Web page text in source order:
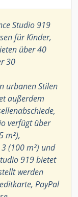
Studio 919
für Kinder,
über 40
30
urbanen Stilen
außerdem
verfügt über
m²),
(100 m²) und
919 bietet
werden
PayPal